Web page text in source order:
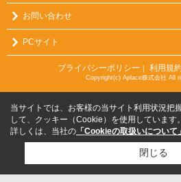
お問い合わせ
PCサイト
プライバシーポリシー ｜ 利用規
Copyright(c) Aplace株式会社 All
当サイトでは、お客様の当サイト利用状況把
して、クッキー（Cookie）を使用しています。
詳しくは、当社の 「Cookieの取扱いについて」
閉じる